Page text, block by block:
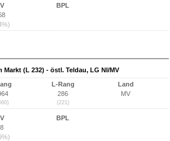
BPL
Markt (L 232) - östl. Teldau, LG NI/MV
L-Rang
286
(221)
Land
MV
BPL